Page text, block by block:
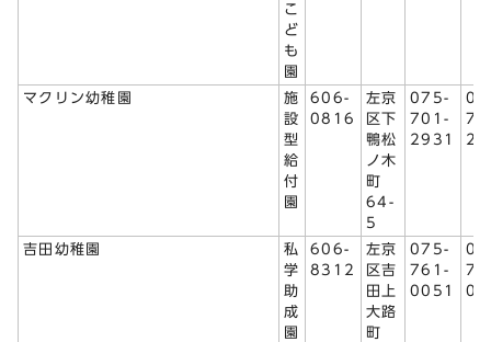
こ
ど
も
園
マクリン幼稚園
施
設
型
給
付
園
606-
0816
左京
区下
鴨松
ノ木
町
64-
5
075-
701-
2931
吉田幼稚園
私
学
助
成
園
606-
8312
左京
区吉
田上
大路
町
075-
761-
0051